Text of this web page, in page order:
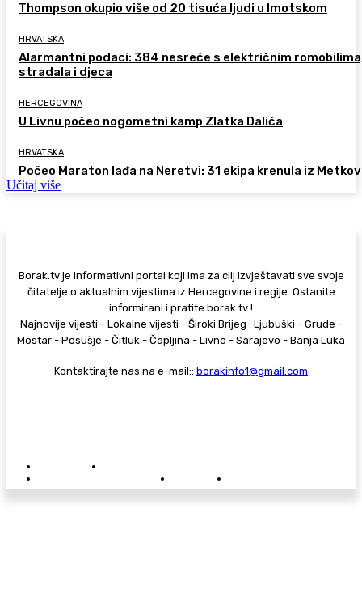
Thompson okupio više od 20 tisuća ljudi u Imotskom
HRVATSKA
Alarmantni podaci: 384 nesreće s električnim
stradala i djeca
HERCEGOVINA
U Livnu počeo nogometni kamp Zlatka Dalića
HRVATSKA
Počeo Maraton lađa na Neretvi: 31 ekipa krenula iz
Učitaj više
Borak.tv je informativni portal koji ima za cilj izvještavati sve svoje
čitatelje o aktualnim vijestima iz Hercegovine i regije. Ostanite
informirani i pratite borak.tv !
Najnovije vijesti - Lokalne vijesti - Široki Brijeg- Ljubuški - Grude -
Mostar - Posušje - Čitluk - Čapljina - Livno - Sarajevo - Banja Luka
Kontaktirajte nas na e-mail:: borakinfo1@gmail.com